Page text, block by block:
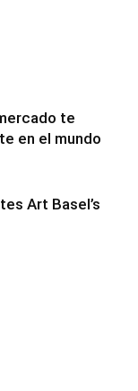
te
en el mundo
Art Basel’s